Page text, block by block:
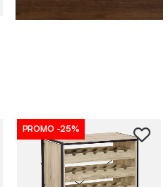
PROMO -25%